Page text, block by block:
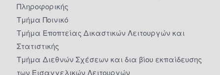
Πληροφορικής
Τμήμα Ποινικό
Τμήμα Εποπτείας Δικαστικών Λειτουργών και
Στατιστικής
Τμήμα Διεθνών Σχέσεων και δια βίου εκπαίδευσης
των Εισαγγελικών Λειτουργών